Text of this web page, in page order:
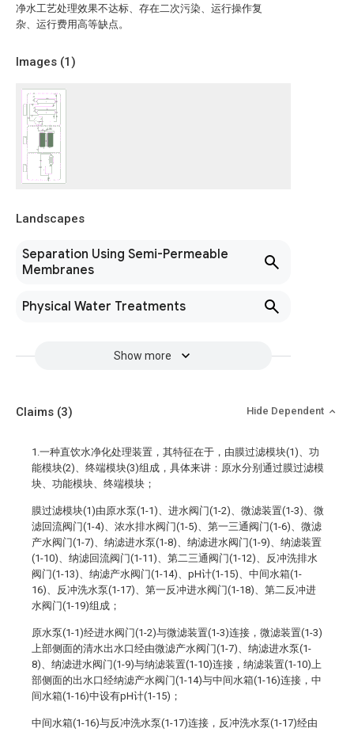
净水工艺处理效果不达标、存在二次污染、运行操作复
杂、运行费用高等缺点。
Images (1)
Landscapes
Separation Using Semi-Permeable
Membranes
Physical Water Treatments
Show more
Claims (3) Hide Dependent
1.一种直饮水净化处理装置，其特征在于，由膜过滤模块(1)、功
能模块(2)、终端模块(3)组成，具体来讲：原水分别通过膜过滤模
块、功能模块、终端模块；
膜过滤模块(1)由原水泵(1-1)、进水阀门(1-2)、微滤装置(1-3)、微
滤回流阀门(1-4)、浓水排水阀门(1-5)、第一三通阀门(1-6)、微滤
产水阀门(1-7)、纳滤进水泵(1-8)、纳滤进水阀门(1-9)、纳滤装置
(1-10)、纳滤回流阀门(1-11)、第二三通阀门(1-12)、反冲洗排水
阀门(1-13)、纳滤产水阀门(1-14)、pH计(1-15)、中间水箱(1-
16)、反冲洗水泵(1-17)、第一反冲进水阀门(1-18)、第二反冲进
水阀门(1-19)组成；
原水泵(1-1)经进水阀门(1-2)与微滤装置(1-3)连接，微滤装置(1-3)
上部侧面的清水出水口经由微滤产水阀门(1-7)、纳滤进水泵(1-
8)、纳滤进水阀门(1-9)与纳滤装置(1-10)连接，纳滤装置(1-10)上
部侧面的出水口经纳滤产水阀门(1-14)与中间水箱(1-16)连接，中
间水箱(1-16)中设有pH计(1-15)；
中间水箱(1-16)与反冲洗水泵(1-17)连接，反冲洗水泵(1-17)经由